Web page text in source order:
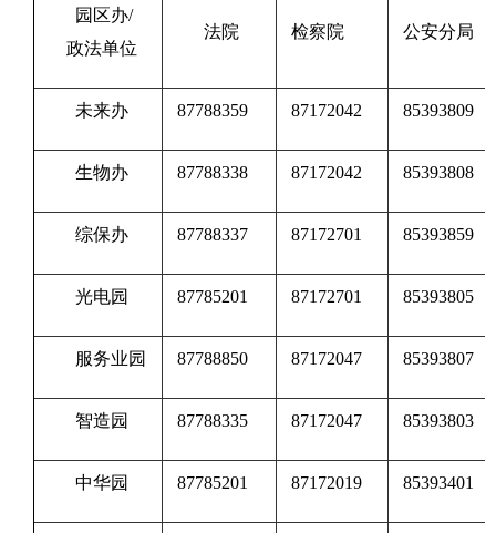
园区办/
政法单位
法院 检察院 公安分局
未来办 87788359 87172042 85393809
生物办 87788338 87172042 85393808
综保办 87788337 87172701 85393859
光电园 87785201 87172701 85393805
服务业园 87788850 87172047 85393807
智造园 87788335 87172047 85393803
中华园 87785201 87172019 85393401